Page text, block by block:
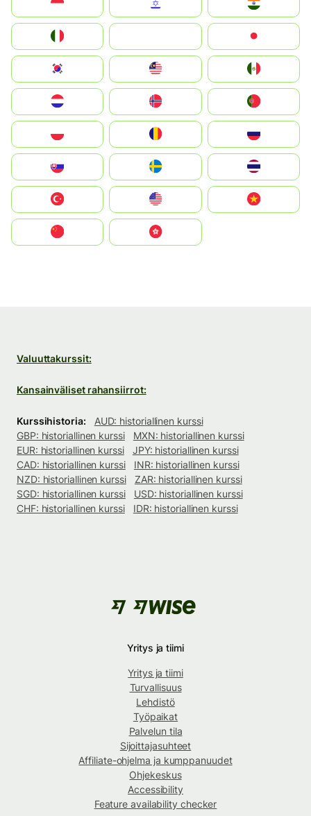
South Korea
United States
中國香港特別行政區
Valuuttakurssit:
Kansainväliset rahansiirrot:
Kurssihistoria:
AUD: historiallinen kurssi
GBP: historiallinen kurssi
MXN: historiallinen kurssi
EUR: historiallinen kurssi
JPY: historiallinen kurssi
CAD: historiallinen kurssi
INR: historiallinen kurssi
NZD: historiallinen kurssi
ZAR: historiallinen kurssi
SGD: historiallinen kurssi
USD: historiallinen kurssi
CHF: historiallinen kurssi
IDR: historiallinen kurssi
Yritys ja tiimi
Yritys ja tiimi
Turvallisuus
Lehdistö
Työpaikat
Palvelun tila
Sijoittajasuhteet
Affiliate-ohjelma ja kumppanuudet
Ohjekeskus
Accessibility
Feature availability checker